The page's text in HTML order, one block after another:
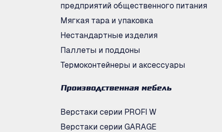
предприятий общественного питания
Мягкая тара и упаковка
Нестандартные изделия
Паллеты и поддоны
Термоконтейнеры и аксессуары
Производственная мебель
Верстаки серии PROFI W
Верстаки серии GARAGE